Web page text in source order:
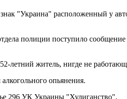
"Украина" расположенный у
полиции поступило
летний житель, нигде не
опьянения.
296 УК Украины "Хулиганство".